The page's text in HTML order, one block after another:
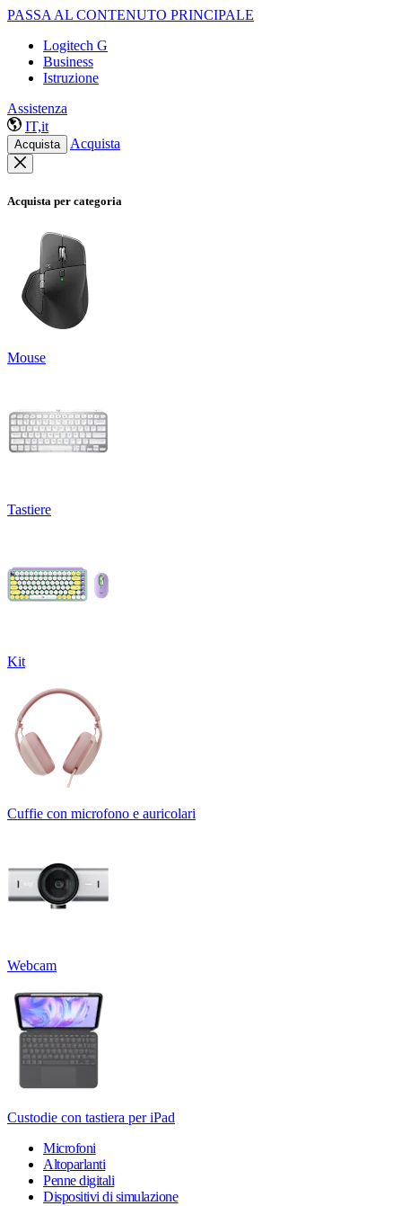
PASSA AL CONTENUTO PRINCIPALE
Logitech G
Business
Istruzione
Assistenza
IT,it
Acquista Acquista
Acquista per categoria
Mouse
Tastiere
Kit
Cuffie con microfono e auricolari
Webcam
Custodie con tastiera per iPad
Microfoni
Altoparlanti
Penne digitali
Dispositivi di simulazione